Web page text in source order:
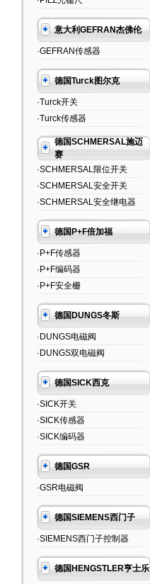
意大利GEFRAN杰佛伦
·GEFRAN传感器
德国Turck图尔克
·Turck开关
·Turck传感器
德国SCHMERSAL施迈
赛
·SCHMERSAL限位开关
·SCHMERSAL安全开关
·SCHMERSAL安全继电器
德国P+F倍加福
·P+F传感器
·P+F编码器
·P+F安全栅
德国DUNGS冬斯
·DUNGS电磁阀
·DUNGS双电磁阀
德国SICK西克
·SICK开关
·SICK传感器
·SICK编码器
德国GSR
·GSR电磁阀
德国SIEMENS西门子
·SIEMENS西门子控制器
德国HENGSTLER亨士乐